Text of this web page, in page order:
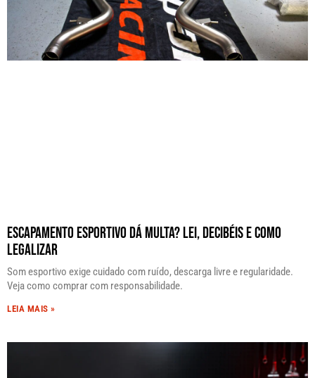
Escapamento Esportivo Dá Multa? Lei, Decibéis e Como
Legalizar
Som esportivo exige cuidado com ruído, descarga livre e regularidade.
Veja como comprar com responsabilidade.
LEIA MAIS »